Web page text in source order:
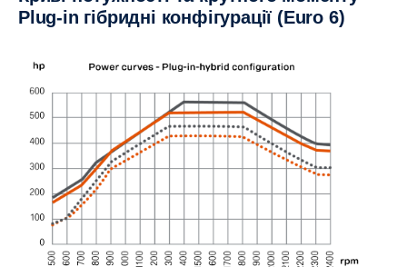
Plug-in гібридні конфігурації (Euro 6)